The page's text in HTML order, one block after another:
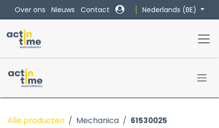
Overslaan naar inhoud
Over ons Nieuws Contact Nederlands (BE)
Alle producten Mechanica 61530025